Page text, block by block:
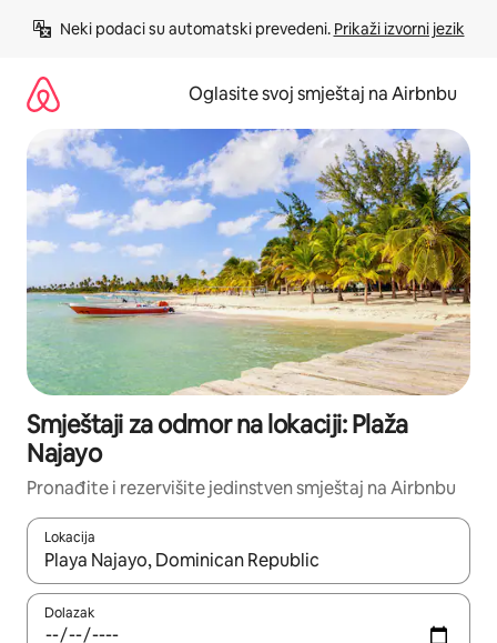
Neki podaci su automatski prevedeni. Prikaži izvorni jezik
Oglasite svoj smještaj na Airbnbu
Smještaji za odmor na lokaciji: Plaža
Najayo
Pronađite i rezervišite jedinstven smještaj na Airbnbu
Lokacija
Kad rezultati budu dostupni, krećite se gore i dolje pomoću
Dolazak